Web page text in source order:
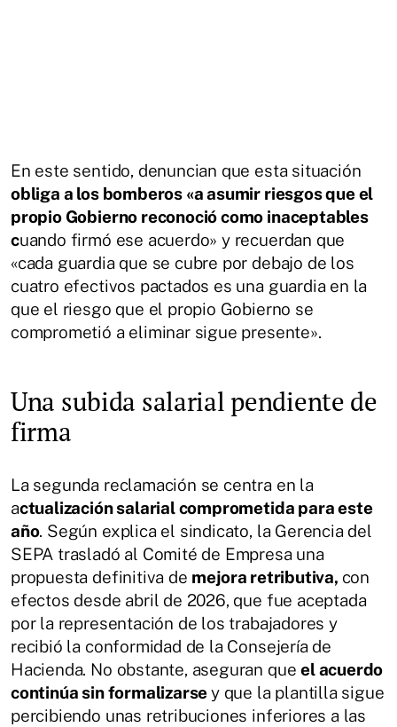
En este sentido, denuncian que esta situación
obliga a los bomberos «a asumir riesgos que el
propio Gobierno reconoció como inaceptables
cuando firmó ese acuerdo» y recuerdan que
«cada guardia que se cubre por debajo de los
cuatro efectivos pactados es una guardia en la
que el riesgo que el propio Gobierno se
comprometió a eliminar sigue presente».
Una subida salarial pendiente de
firma
La segunda reclamación se centra en la
actualización salarial comprometida para este
año. Según explica el sindicato, la Gerencia del
SEPA trasladó al Comité de Empresa una
propuesta definitiva de mejora retributiva, con
efectos desde abril de 2026, que fue aceptada
por la representación de los trabajadores y
recibió la conformidad de la Consejería de
Hacienda. No obstante, aseguran queel acuerdo
continúa sin formalizarsey que la plantilla sigue
percibiendo unas retribuciones inferiores a las